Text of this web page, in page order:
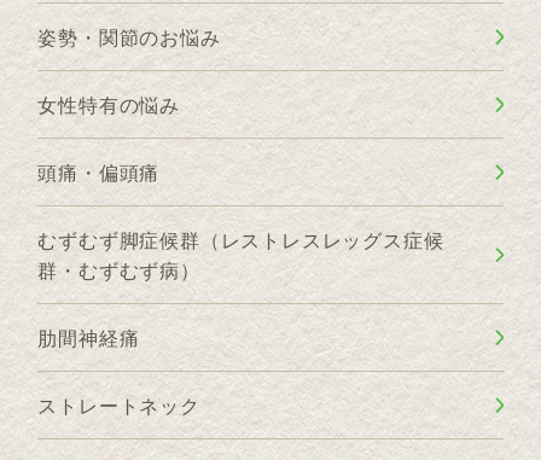
姿勢・関節のお悩み
女性特有の悩み
頭痛・偏頭痛
むずむず脚症候群（レストレスレッグス症候
群・むずむず病）
肋間神経痛
ストレートネック